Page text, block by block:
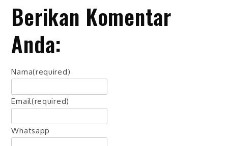
Berikan Komentar
Anda:
Nama(required)
Email(required)
Whatsapp